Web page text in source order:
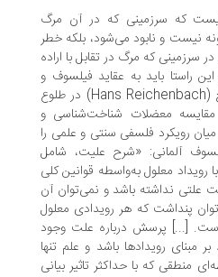
سرزمینی که در آن مرگ
و نابود می‌شود، بلکه خطر
که مرگ در تقابل با اراده
باید به عقاید فیلسوف و
دانشمند آلمانی، هانس رایشنباخ (Hans Reichenbach) در طلوع
معضلات شناخت‌شناسی و
فلسفی سنتی و علمی را
«شرح علیت، شامل
معلول به‌واسطه قوانین کلی‌
باشد و نمی‌توان آن
که هر رویدادی معلول
پرسش درباره علت وجود
رویدادها باشد و علم تنها
که با حداکثر تاثیر بیانی